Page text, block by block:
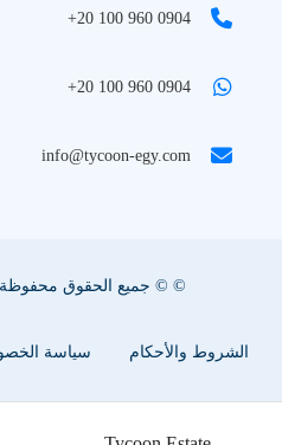
+20 100 960 0904
+20 100 960 0904
info@tycoon-egy.com
© © جميع الحقوق محفوظة 2025 | تايكون العقاري
الشروط والأحكام سياسة
سياسة ملفات تعريف الإرتباط